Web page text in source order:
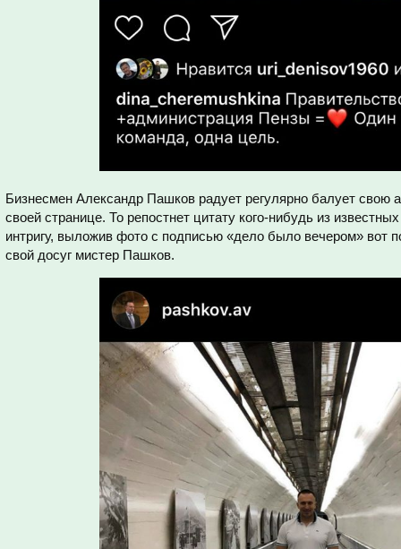
Бизнесмен Александр Пашков радует регулярно балует свою
своей странице. То репостнет цитату кого-нибудь из
интригу, выложив фото с подписью «дело было вечером» вот
свой досуг мистер Пашков.